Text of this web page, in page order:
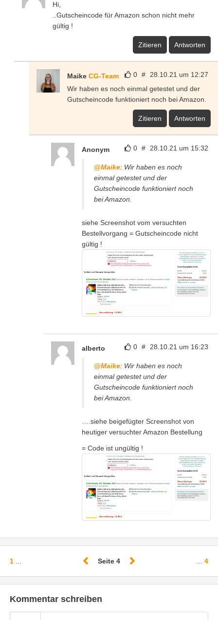
Hi,
..Gutscheincode für Amazon schon nicht mehr
gültig !
Zitieren Antworten
0 # 28.10.21 um 12:27
Maike CG-Team
Wir haben es noch einmal getestet und der
Gutscheincode funktioniert noch bei Amazon.
Zitieren Antworten
0 # 28.10.21 um 15:32
Anonym
@Maike: Wir haben es noch
einmal getestet und der
Gutscheincode funktioniert noch
bei Amazon.
siehe Screenshot vom versuchten
Bestellvorgang = Gutscheincode nicht
gültig !
0 # 28.10.21 um 16:23
alberto
@Maike: Wir haben es noch
einmal getestet und der
Gutscheincode funktioniert noch
bei Amazon.
….siehe beigefügter Screenshot von
heutiger versuchter Amazon Bestellung
= Code ist ungültig !
1 4
Seite 4
Kommentar schreiben